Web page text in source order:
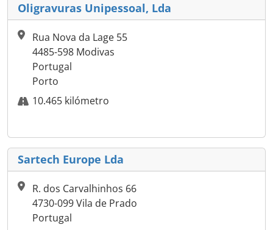
Oligravuras Unipessoal, Lda
Rua Nova da Lage 55
4485-598 Modivas
Portugal
Porto
10.465 kilómetro
Sartech Europe Lda
R. dos Carvalhinhos 66
4730-099 Vila de Prado
Portugal